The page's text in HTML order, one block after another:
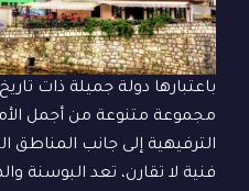
باعتبارها دولة جميلة ذات
مجموعة متنوعة من أجمل
الترفيهية إلى جانب المناطق
فنية لا تقارن، تعد البوسنة